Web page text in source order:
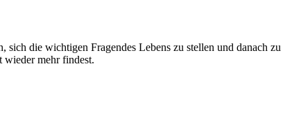
die wichtigen Fragendes Lebens zu stellen und danach zu
wieder mehr findest.